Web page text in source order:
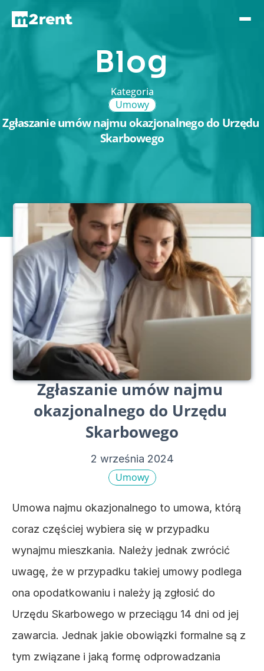
Blog
Kategoria
Umowy
Zgłaszanie umów najmu okazjonalnego do Urzędu
Skarbowego
Zgłaszanie umów najmu
okazjonalnego do Urzędu
Skarbowego
2 września 2024
Umowy
Umowa najmu okazjonalnego to umowa, którą
coraz częściej wybiera się w przypadku
wynajmu mieszkania. Należy jednak zwrócić
uwagę, że w przypadku takiej umowy podlega
ona opodatkowaniu i należy ją zgłosić do
Urzędu Skarbowego w przeciągu 14 dni od jej
zawarcia. Jednak jakie obowiązki formalne są z
tym związane i jaką formę odprowadzania